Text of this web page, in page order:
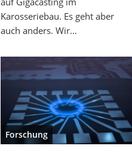
Karosseriebau. Es geht aber
auch anders. Wir…
Forschung